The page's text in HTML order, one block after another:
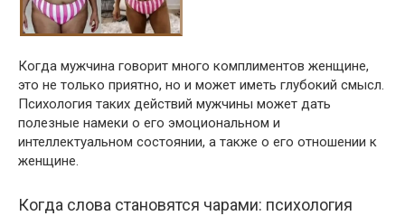
Когда мужчина говорит много комплиментов женщине,
это не только приятно, но и может иметь глубокий смысл.
Психология таких действий мужчины может дать
полезные намеки о его эмоциональном и
интеллектуальном состоянии, а также о его отношении к
женщине.
Когда слова становятся чарами: психология